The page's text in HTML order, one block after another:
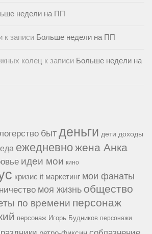
недели на ПП
к записи Больше недели на ПП
колец к записи Больше недели на
быт деньги дети доходы
еда ежедневножена Анка
идеи мои кино
кризис it маркетинг мои фанаты
моя жизнь общество
по времени персонаж
персонаж Игорь Будников персонажи